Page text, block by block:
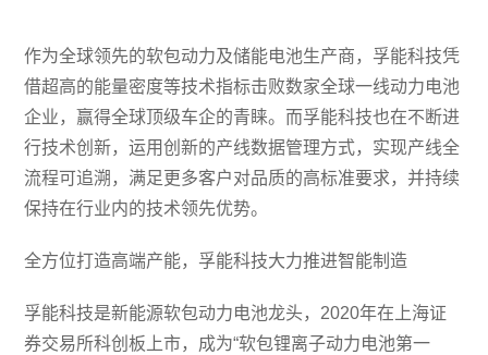
作为全球领先的软包动力及储能电池生产商，孚能科技凭
借超高的能量密度等技术指标击败数家全球一线动力电池
企业，赢得全球顶级车企的青睐。而孚能科技也在不断进
行技术创新，运用创新的产线数据管理方式，实现产线全
流程可追溯，满足更多客户对品质的高标准要求，并持续
保持在行业内的技术领先优势。
全方位打造高端产能，孚能科技大力推进智能制造
孚能科技是新能源软包动力电池龙头，2020年在上海证
券交易所科创板上市，成为“软包锂离子动力电池第一